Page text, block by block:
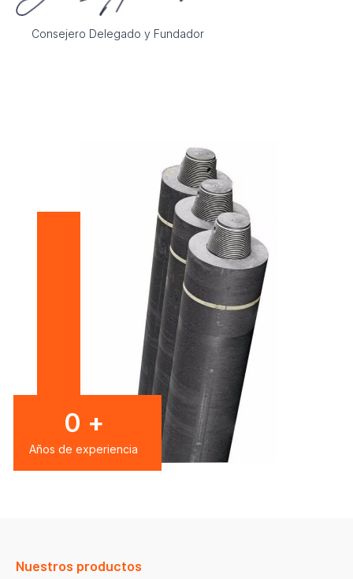
Consejero Delegado y Fundador
0 +
Años de experiencia
Nuestros productos